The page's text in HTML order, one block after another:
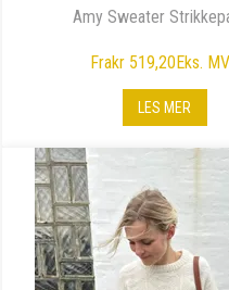
Amy Sweater
Frakr 519,20Eks.
LES MER